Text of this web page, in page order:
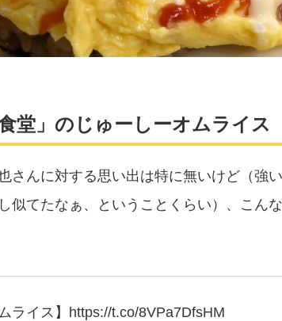
堂」のじゅーしーオムライス
さんに対する思い出は特に無いけど（強
似てたなぁ、ということくらい）、こん
ライス】https://t.co/8VPa7DfsHM